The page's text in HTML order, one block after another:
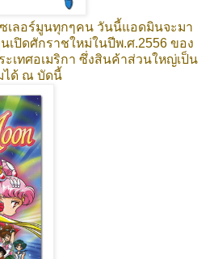
อร์มูนทุกๆคน วันนี้แอดมินจะมา
เปิดศักราชใหม่ในปีพ.ศ.2556 ของ
ะเทศอเมริกา ซึ่งสินค้าส่วนใหญ่เป็น
ได้ ณ บัดนี้